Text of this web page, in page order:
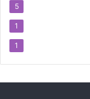
5
1
1